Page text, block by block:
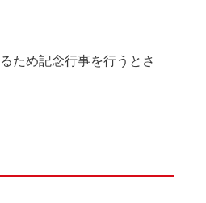
ため記念行事を行うとさ